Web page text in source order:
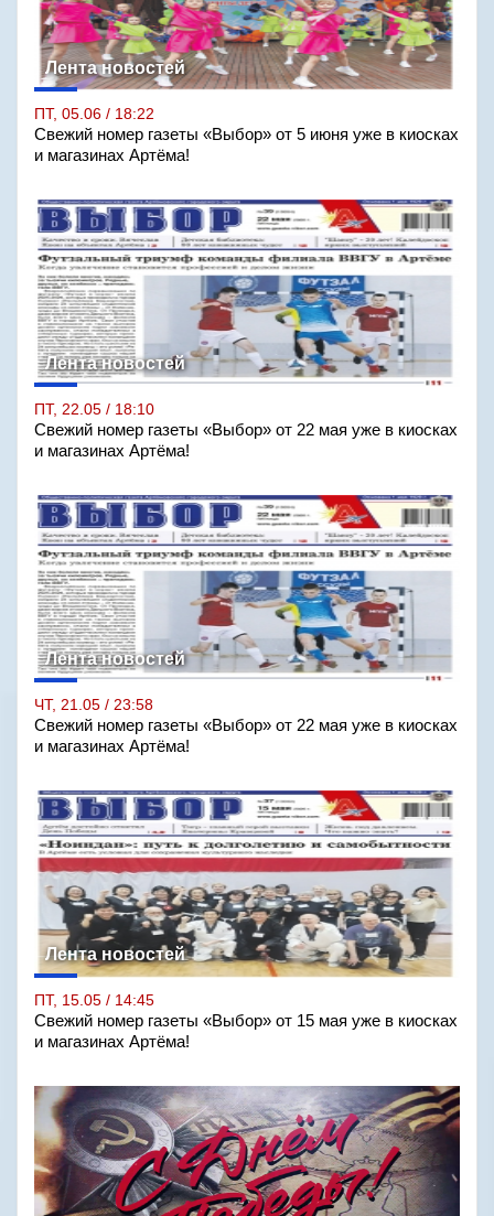
Лента новостей
ПТ, 05.06 / 18:22
Свежий номер газеты «Выбор» от 5 июня уже в киосках
и магазинах Артёма!
Лента новостей
ПТ, 22.05 / 18:10
Свежий номер газеты «Выбор» от 22 мая уже в киосках
и магазинах Артёма!
Лента новостей
ЧТ, 21.05 / 23:58
Свежий номер газеты «Выбор» от 22 мая уже в киосках
и магазинах Артёма!
Лента новостей
ПТ, 15.05 / 14:45
Свежий номер газеты «Выбор» от 15 мая уже в киосках
и магазинах Артёма!